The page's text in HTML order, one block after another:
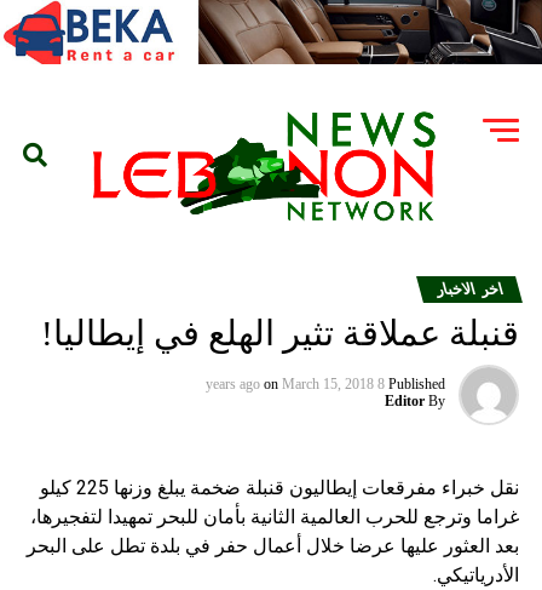
اخر الاخبار
قنبلة عملاقة تثير الهلع في إيطاليا!
Published
8 years ago
on March 15, 2018
By
Editor
نقل خبراء مفرقعات إيطاليون قنبلة ضخمة يبلغ وزنها 225 كيلو
غراما وترجع للحرب العالمية الثانية بأمان للبحر تمهيدا لتفجيرها،
بعد العثور عليها عرضا خلال أعمال حفر في بلدة تطل على البحر
الأدرياتيكي.